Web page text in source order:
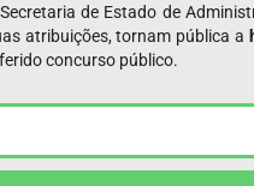
de Estado de
atribuições, tornam pública a
concurso público.